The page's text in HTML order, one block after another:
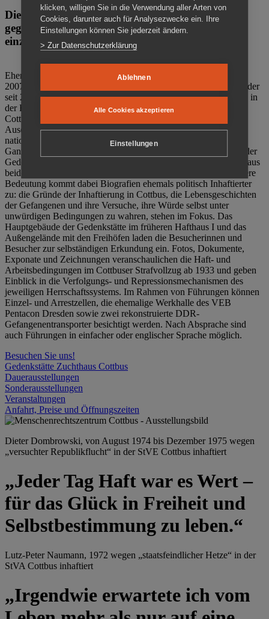
Die Gedenkstätte Zuchthaus Cottbus ist ein Ort
gegen das Vergessen. Anschaulich, nah und
einzigartig.
Ehemalige politische Häftlinge der DDR gründeten im Oktober
2007 den Verein Menschenrechtszentrum Cottbus e. V. (MRZ), der
seit 2011 Eigentümer des ehemaligen Gefängnisses (1860-2002) in
der Bautzener Straße und Träger der Gedenkstätte Zuchthaus
Cottbus ist. Im Zentrum der Arbeit der Gedenkstätte steht die
Auseinandersetzung mit politischem Unrecht während der
nationalsozialistischen Terrorherrschaft und der SED-Diktatur.
Ganzjährig zeigen mehrere Dauer- und Sonderausstellungen in der
Gedenkstätte Zuchthaus Cottbus Beispiele politischen Unrechts aus
beiden deutschen Diktaturen des 20. Jahrhunderts. Eine besondere
Bedeutung kommt dabei Biografien ehemals politisch Inhaftierter
zu: die Gründe der Inhaftierung in Cottbus, die Lebensgeschichten
der Gefangenen und ihre Versuche, ihre Würde selbst unter
unwürdigen Bedingungen zu wahren, stehen im Fokus. Das
Hauptgebäude der Gedenkstätte im früheren Hafthaus I und das
Außengelände mit den Freihöfen laden die Besucherinnen und
Besucher zur selbständigen Erkundung ein. Fotos, Dokumente,
Exponate und Zeichnungen veranschaulichen die Haft- und
Arbeitsbedingungen im Cottbuser Strafvollzug ab 1933 und geben
Einblick in die Verfolgungs- und Repressionsmechanismen des
jeweiligen Herrschaftssystems. Im Rahmen von Führungen können
Einzel- und Arrestzellen, die ehemalige Werkhalle des VEB
Pentacon Dresden sowie zwei rekonstruierte DDR-
Gefangenentransporter besichtigt werden. Nach Absprache sind
auch Führungen in einfacher oder englischer Sprache möglich.
Besuchen Sie uns!
Gedenkstätte Zuchthaus Cottbus
Dauerausstellungen
Sonderausstellungen
Veranstaltungen
Anfahrt, Preise und Öffnungszeiten
Dieter Dombrowski, von August 1974 bis Dezember 1975 wegen
„versuchter Republikflucht“ in der StVE Cottbus inhaftiert
„Jeder Tag Haft war es Wert –
für das Glück in Freiheit und
Selbstbestimmung zu leben.“
Lutz-Peter Naumann, 1972 wegen „staatsfeindlicher Hetze“ in der
StVA Cottbus inhaftiert
„Irgendwie erwartete ich vom
klicken, willigen Sie in die Verwendung aller Arten von
Cookies, darunter auch für Analysezwecke ein. Ihre
Einstellungen können Sie jederzeit ändern.
> Zur Datenschutzerklärung
Ablehnen
Alle Cookies akzeptieren
Einstellungen